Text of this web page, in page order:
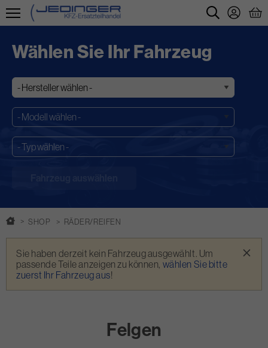
Direkt
Inhalt
Wählen Sie Ihr Fahrzeug
SHOP RÄDER/REIFEN
Warnmeldung
Sie haben derzeit kein Fahrzeug ausgewählt. Um
passende Teile anzeigen zu können, wählen Sie bitte
zuerst Ihr Fahrzeug aus!
×
Felgen